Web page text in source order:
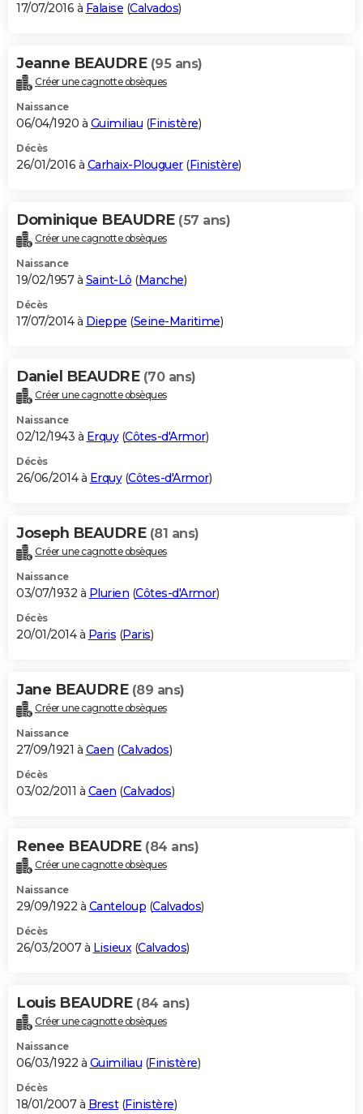
17/07/2016 à Falaise (Calvados)
Jeanne BEAUDRE (95 ans)
Créer une cagnotte obsèques
Naissance
06/04/1920 à Guimiliau (Finistère)
Décès
26/01/2016 à Carhaix-Plouguer(Finistère)
Dominique BEAUDRE (57 ans)
Créer une cagnotte obsèques
Naissance
19/02/1957 à Saint-Lô (Manche)
Décès
17/07/2014 à Dieppe (Seine-Maritime)
Daniel BEAUDRE (70 ans)
Créer une cagnotte obsèques
Naissance
02/12/1943 à Erquy(Côtes-d'Armor)
Décès
26/06/2014 à Erquy(Côtes-d'Armor)
Joseph BEAUDRE (81 ans)
Créer une cagnotte obsèques
Naissance
03/07/1932 à Plurien (Côtes-d'Armor)
Décès
20/01/2014 à Paris (Paris)
Jane BEAUDRE (89 ans)
Créer une cagnotte obsèques
Naissance
27/09/1921 à Caen (Calvados)
Décès
03/02/2011 à Caen (Calvados)
Renee BEAUDRE (84 ans)
Créer une cagnotte obsèques
Naissance
29/09/1922 à Canteloup (Calvados)
Décès
26/03/2007 à Lisieux(Calvados)
Louis BEAUDRE (84 ans)
Créer une cagnotte obsèques
Naissance
06/03/1922 à Guimiliau (Finistère)
Décès
18/01/2007 à Brest(Finistère)